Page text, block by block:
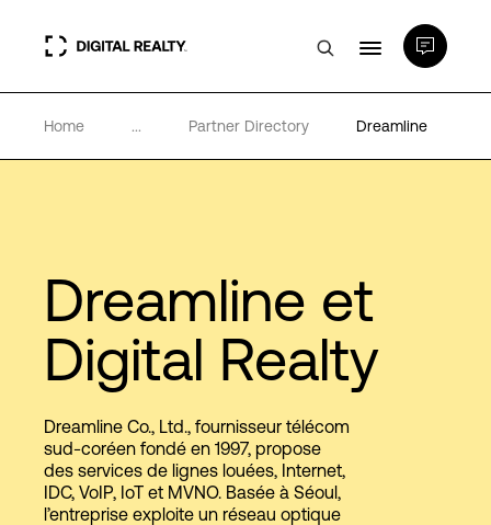
Data Centers
Expertise et ressources
A propos de nous
Language
Home ... Partner Directory Dreamline
Dreamline et
Digital Realty
Dreamline Co., Ltd., fournisseur télécom
sud-coréen fondé en 1997, propose
des services de lignes louées, Internet,
IDC, VoIP, IoT et MVNO. Basée à Séoul,
l’entreprise exploite un réseau optique